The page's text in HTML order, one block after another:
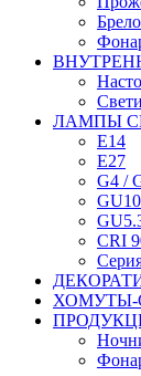
ЛАМПЫ
E14
E27
G4 /
GU10
CRI